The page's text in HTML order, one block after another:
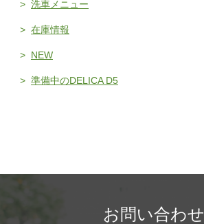
洗車メニュー
在庫情報
NEW
準備中のDELICA D5
お問い合わせ